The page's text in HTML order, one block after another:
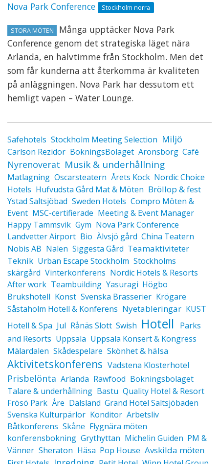
Nova Park Conference Stockholm norra
STORA MÖTEN
Många upptäcker Nova Park
Conference genom det strategiska läget nära
Arlanda, en halvtimme från Stockholm. Men det
som får kunderna att återkomma är kvaliteten
på anläggningen. Nova Park har dessutom ett
hemligt vapen – Water Lounge.
Safehotels Stockholm Meeting Selection Miljö
Carlson Rezidor BokningsBolaget Aronsborg Café
Nyrenoverat Musik & underhållning
Matlagning Oscarsteatern Årets Kock Nordic Choice
Hotels Hufvudsta Gård Mat & Möten Bröllop & fest
Ystad Saltsjöbad Sweden Hotels Compro Möten &
Event MSC-certifierade Meeting & Event Manager
Happy Tammsvik Gym Nova Park Conference
Landvetter Airport Bio Älvsjö gård China Teatern
Nobis AB Nalen Siggesta Gård Teamaktiviteter
Teknik Urban Escape Stockholm Stockholms
skärgård Vinterkonferens Nordic Hotels & Resorts
After work Teambuilding Yasuragi Högbo
Brukshotell Konst Svenska Brasserier Krögare
Såstaholm Hotell & Konferens Nyetableringar KUST
Hotell & Spa Jul Rånäs Slott Swish Hotell
Parks
and Resorts Uppsala Uppsala Konsert & Kongress
Mälardalen Skådespelare Skönhet & hälsa
Aktivitetskonferens Vadstena Klosterhotel
Prisbelönta Arlanda Rawfood Bokningsbolaget
Talare & underhållning Bastu Quality Hotel & Resort
Frösö Park Åre Dalsland Grand Hotel Saltsjöbaden
Svenska Kulturpärlor Konditor Arbetsliv
Båtkonferens Skåne Flygnära möten
konferensbokning Grythyttan Michelin Guiden PM &
Vänner Sheraton Häsa Pop House Avskilda möten